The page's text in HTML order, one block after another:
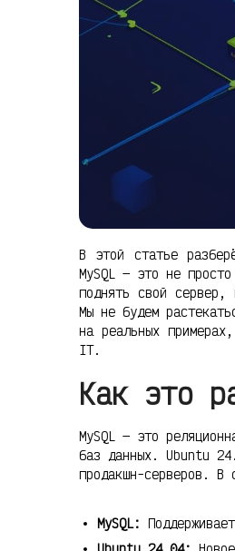
В этой статье
MySQL — это не
поднять свой
Мы не будем
на реальных
IT.
Как это
MySQL — это
баз данных. Ubuntu
продакшн-серверов. В
MySQL: